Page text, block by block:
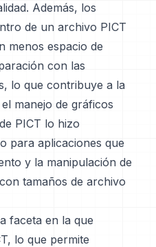
Además, los
de un archivo PICT
menos espacio de
con las
lo que contribuye a la
manejo de gráficos
PICT lo hizo
para aplicaciones que
y la manipulación de
tamaños de archivo
faceta en la que
lo que permite